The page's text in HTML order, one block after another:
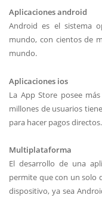
Aplicaciones android
Android es el sistema
mundo, con cientos de
mundo.
Aplicaciones ios
La App Store posee
millones de usuarios
para hacer pagos directos.
Multiplataforma
El desarrollo de una
permite que con un solo
dispositivo, ya sea